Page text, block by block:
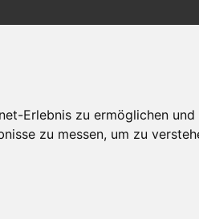
Erlebnis zu ermöglichen und
zu messen, um zu
5 Jahren in mein
mein Leben
Ende 2014 als